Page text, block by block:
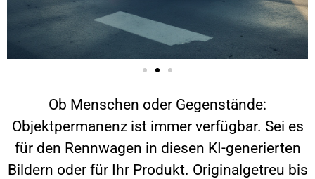
Ob Menschen oder Gegenstände:
Objektpermanenz ist immer verfügbar. Sei es
für den Rennwagen in diesen KI-generierten
Bildern oder für Ihr Produkt. Originalgetreu bis